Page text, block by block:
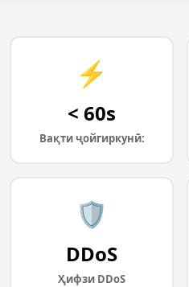
⚡
< 60s
Вақти ҷойгиркунӣ:
🛡️
DDoS
Ҳифзи DDoS